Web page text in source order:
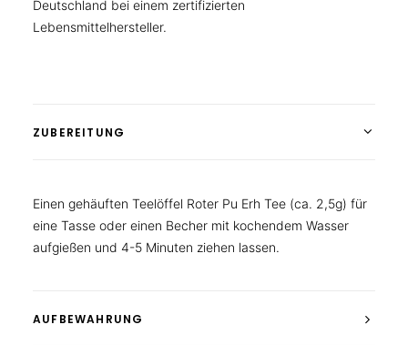
Deutschland bei einem zertifizierten
Lebensmittelhersteller.
ZUBEREITUNG
Einen gehäuften Teelöffel Roter Pu Erh Tee (ca. 2,5g) für
eine Tasse oder einen Becher mit kochendem Wasser
aufgießen und 4-5 Minuten ziehen lassen.
AUFBEWAHRUNG